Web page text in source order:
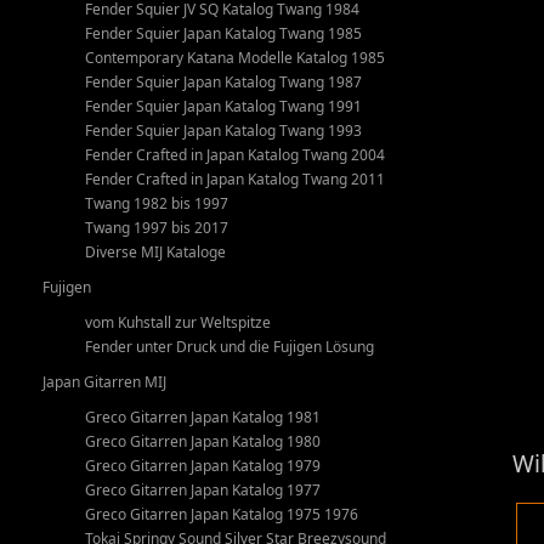
Fender Squier JV SQ Katalog Twang 1984
Fender Squier Japan Katalog Twang 1985
Contemporary Katana Modelle Katalog 1985
Fender Squier Japan Katalog Twang 1987
Fender Squier Japan Katalog Twang 1991
Fender Squier Japan Katalog Twang 1993
Fender Crafted in Japan Katalog Twang 2004
Fender Crafted in Japan Katalog Twang 2011
Twang 1982 bis 1997
Twang 1997 bis 2017
Diverse MIJ Kataloge
Fujigen
vom Kuhstall zur Weltspitze
Fender unter Druck und die Fujigen Lösung
Japan Gitarren MIJ
Greco Gitarren Japan Katalog 1981
Greco Gitarren Japan Katalog 1980
Greco Gitarren Japan Katalog 1979
Greco Gitarren Japan Katalog 1977
Greco Gitarren Japan Katalog 1975 1976
Tokai Springy Sound Silver Star Breezysound